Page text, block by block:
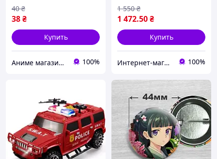
38₴
40 ₴
Купить
Аниме магазин Anikoneko 100%
1 472.50₴
1 550 ₴
Купить
Интернет-магазин "WowBoxes" 100%